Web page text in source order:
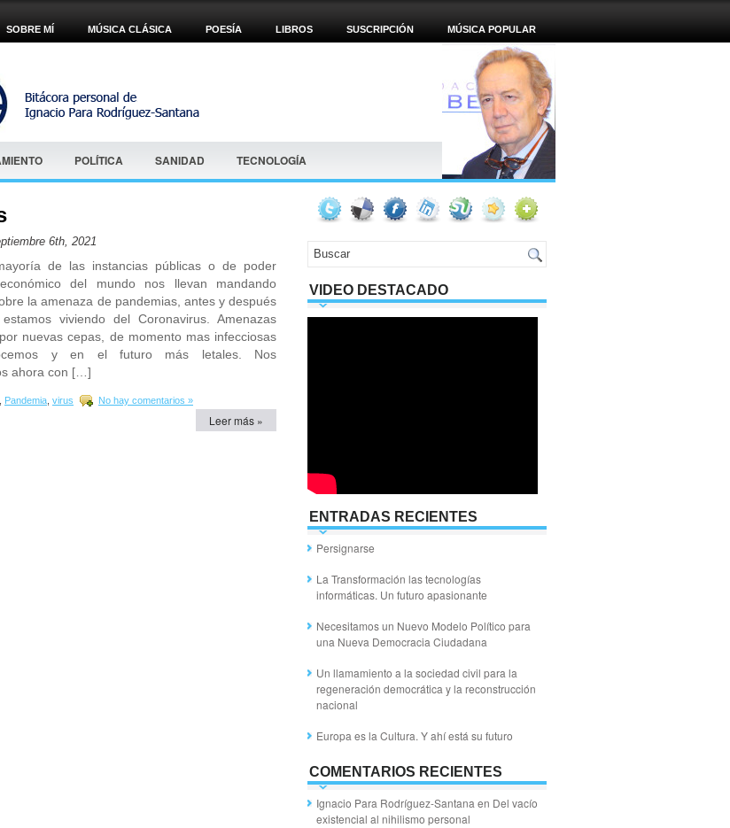
SOBRE MÍ MÚSICA CLÁSICA POESÍA LIBROS SUSCRIPCIÓN MÚSICA POPULAR
POLÍTICA SANIDAD TECNOLOGÍA
6th, 2021
de las instancias públicas o de poder
del mundo nos llevan mandando
la amenaza de pandemias, antes y después
viviendo del Coronavirus. Amenazas
nuevas cepas, de momento mas infecciosas
y en el futuro más letales. Nos
ahora con […]
Pandemia virus No hay comentarios »
Leer más »
VIDEO DESTACADO
ENTRADAS RECIENTES
Persignarse
La Transformación las tecnologías
informáticas. Un futuro apasionante
Necesitamos un Nuevo Modelo Político para
una Nueva Democracia Ciudadana
Un llamamiento a la sociedad civil para la
regeneración democrática y la reconstrucción
nacional
Europa es la Cultura. Y ahí está su futuro
COMENTARIOS RECIENTES
Ignacio Para Rodríguez-Santana en Del vacío
existencial al nihilismo personal